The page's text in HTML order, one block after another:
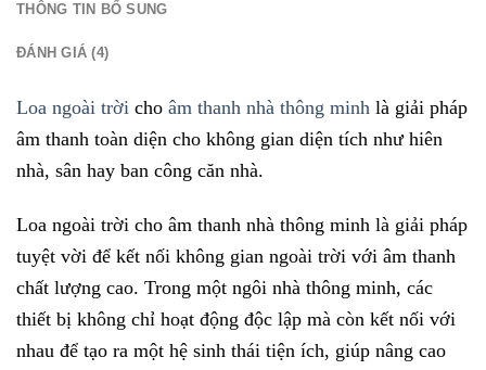
THÔNG TIN BỔ SUNG
ĐÁNH GIÁ (4)
Loa ngoài trời cho âm thanh nhà thông minh là giải pháp
âm thanh toàn diện cho không gian diện tích như hiên
nhà, sân hay ban công căn nhà.
Loa ngoài trời cho âm thanh nhà thông minh là giải pháp
tuyệt vời để kết nối không gian ngoài trời với âm thanh
chất lượng cao. Trong một ngôi nhà thông minh, các
thiết bị không chỉ hoạt động độc lập mà còn kết nối với
nhau để tạo ra một hệ sinh thái tiện ích, giúp nâng cao